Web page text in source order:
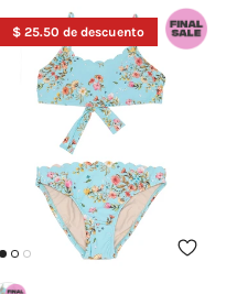
$ 25.50 de descuento